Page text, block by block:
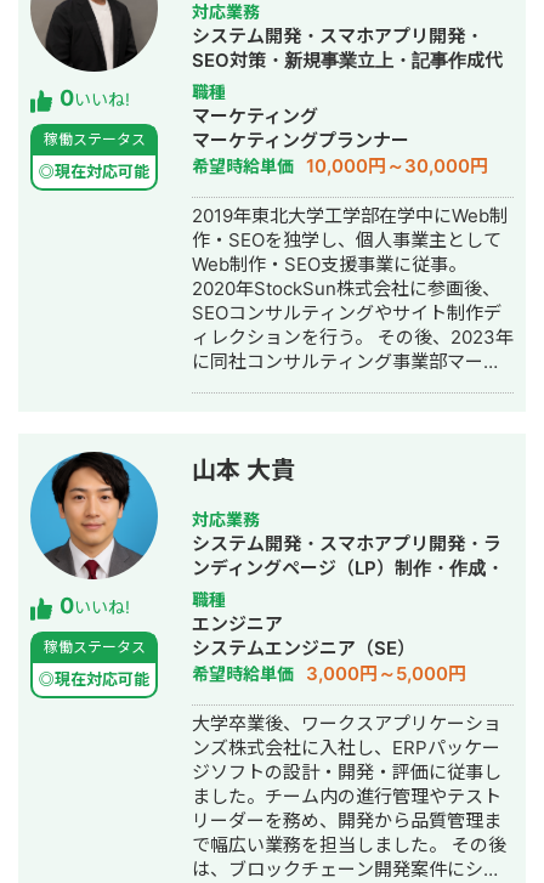
0いいね!
稼働ステータス
◎現在対応可能
対応業務
システム開発・スマホアプリ開発・
SEO対策・新規事業立上・記事作成代
行・ライティング・ホームページ制
作・作成・リスティング広告運用代
行・オウンドメディア制作・構築・運
用代行・AI活用
職種
マーケティング
マーケティングプランナー
希望時給単価 10,000円～30,000円
2019年東北大学工学部在学中にWeb制
作・SEOを独学し、個人事業主として
Web制作・SEO支援事業に従事。
2020年StockSun株式会社に参画後、
SEOコンサルティングやサイト制作デ
ィレクションを行う。 その後、2023年
に同社コンサルティング事業部マーケ
ングを中心に現在月600件ほどのリー
ドを獲得。 2024年にアイデックス株
式会社を創業し、製造業や放送局のAI
導入・業務効率化支援を中心に、AIを
活用したシステム開発事業を手掛け
る。
0いいね!
稼働ステータス
◎現在対応可能
山本 大貴
対応業務
システム開発・スマホアプリ開発・ラ
ンディングページ（LP）制作・作成・
新規事業立上・ホームページ制作・作
成・AI活用
職種
エンジニア
システムエンジニア（SE）
希望時給単価 3,000円～5,000円
大学卒業後、ワークスアプリケーショ
ンズ株式会社に入社し、ERPパッケー
ジソフトの設計・開発・評価に従事し
ました。チーム内の進行管理やテスト
リーダーを務め、開発から品質管理ま
で幅広い業務を担当しました。 その後
は、ブロックチェーン開発案件にシス